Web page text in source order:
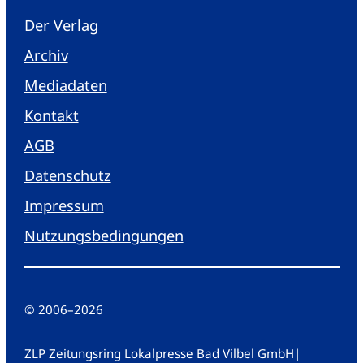
Der Verlag
Archiv
Mediadaten
Kontakt
AGB
Datenschutz
Impressum
Nutzungsbedingungen
© 2006–2026
ZLP Zeitungsring Lokalpresse Bad Vilbel GmbH |